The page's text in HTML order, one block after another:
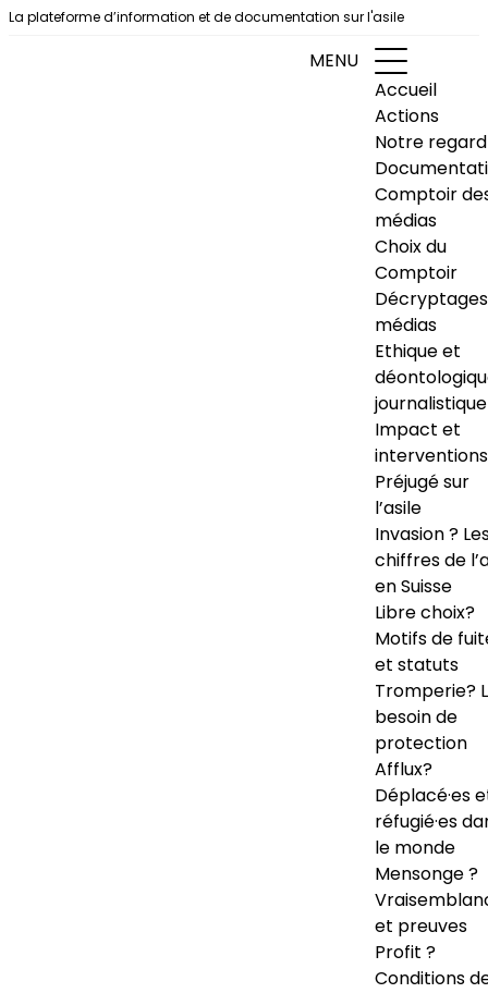
Aller au contenu
La plateforme d’information et de documentation sur l'asile
MENU
Accueil
Actions
Notre regard
Comptoir
médias
Choix du
Comptoir
Décryptages
médias
Ethique et
journalistique
Impact et
interventions
Préjugé sur
l’asile
Invasion ?
chiffres de
en Suisse
Libre choix?
Motifs de
et statuts
Tromperie?
besoin de
protection
Afflux?
Déplacé·es
réfugié·es
le monde
Mensonge ?
et preuves
Profit ?
Conditions